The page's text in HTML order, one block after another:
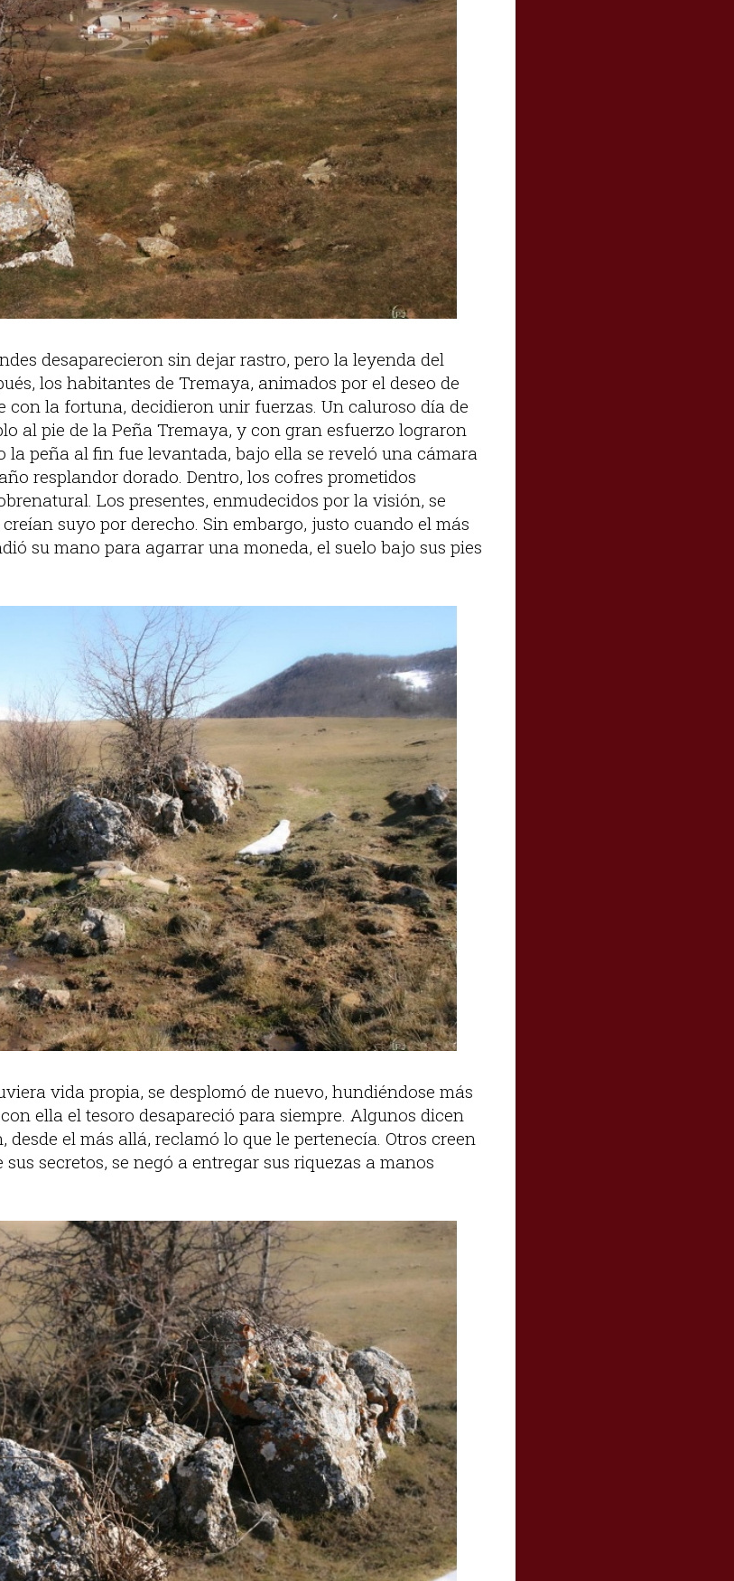
desaparecieron sin dejar rastro, pero la leyenda del
los habitantes de Tremaya, animados por el deseo de
la fortuna, decidieron unir fuerzas. Un caluroso día de
al pie de la Peña Tremaya, y con gran esfuerzo lograron
la peña al fin fue levantada, bajo ella se reveló una cámara
resplandor dorado. Dentro, los cofres prometidos
Los presentes, enmudecidos por la visión, se
suyo por derecho. Sin embargo, justo cuando el más
su mano para agarrar una moneda, el suelo bajo sus pies
vida propia, se desplomó de nuevo, hundiéndose más
ella el tesoro desapareció para siempre. Algunos dicen
desde el más allá, reclamó lo que le pertenecía. Otros creen
secretos, se negó a entregar sus riquezas a manos